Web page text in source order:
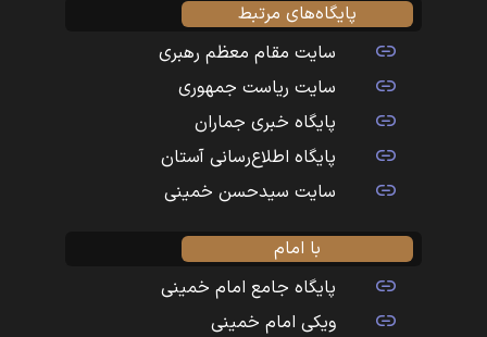
پایگاه‌های مرتبط
سایت مقام معظم رهبری
سایت ریاست جمهوری
پایگاه خبری جماران
پایگاه اطلاع‌رسانی آستان
سایت سیدحسن خمینی
با امام
پایگاه جامع امام خمینی
ویکی امام خمینی